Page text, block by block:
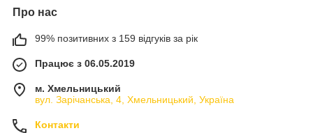
Про нас
99% позитивних з 159 відгуків за рік
Працює з 06.05.2019
м. Хмельницький
вул. Зарічанська, 4, Хмельницький, Україна
Контакти